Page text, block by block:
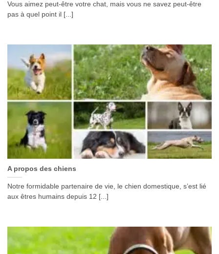
Vous aimez peut-être votre chat, mais vous ne savez peut-être
pas à quel point il [...]
A propos des chiens
Notre formidable partenaire de vie, le chien domestique, s’est lié
aux êtres humains depuis 12 [...]